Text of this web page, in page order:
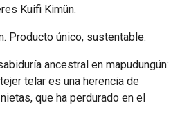
Kuifi Kimün.
Producto único, sustentable.
ancestral en mapudungún:
telar es una herencia de
que ha perdurado en el